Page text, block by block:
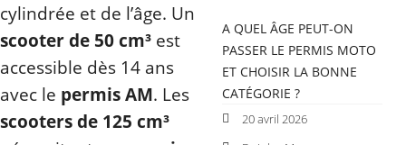
cylindrée et de l’âge. Un
scooter de 50 cm³ est
accessible dès 14 ans
avec le permis AM. Les
scooters de 125 cm³
A QUEL ÂGE PEUT-ON
PASSER LE PERMIS MOTO
ET CHOISIR LA BONNE
CATÉGORIE ?
20 avril 2026